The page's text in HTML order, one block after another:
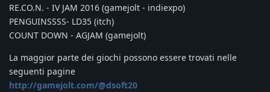
RE.CO.N. - IV JAM 2016 (gamejolt - indiexpo)
PENGUINSSSS- LD35 (itch)
COUNT DOWN - AGJAM (gamejolt)
La maggior parte dei giochi possono essere trovati nelle
seguenti pagine
http://gamejolt.com/@dsoft20